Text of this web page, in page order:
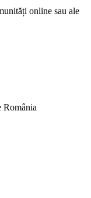
online sau ale
România